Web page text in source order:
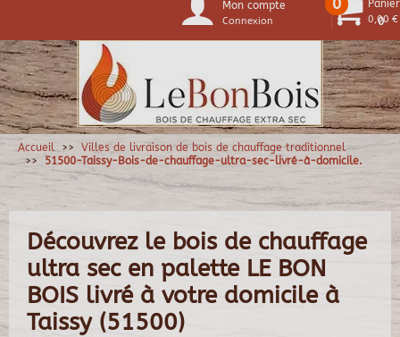
0
Mon compte
Connexion
0 Panier
0,00 €
Accueil
Villes de livraison de bois de chauffage traditionnel
51500-Taissy-Bois-de-chauffage-ultra-sec-livré-à-domicile.
Découvrez le bois de chauffage
ultra sec en palette LE BON
BOIS livré à votre domicile à
Taissy (51500)